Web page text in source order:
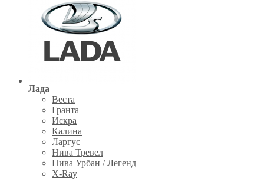
Лада
Веста
Гранта
Искра
Калина
Ларгус
Нива Тревел
Нива Урбан / Легенд
X-Ray